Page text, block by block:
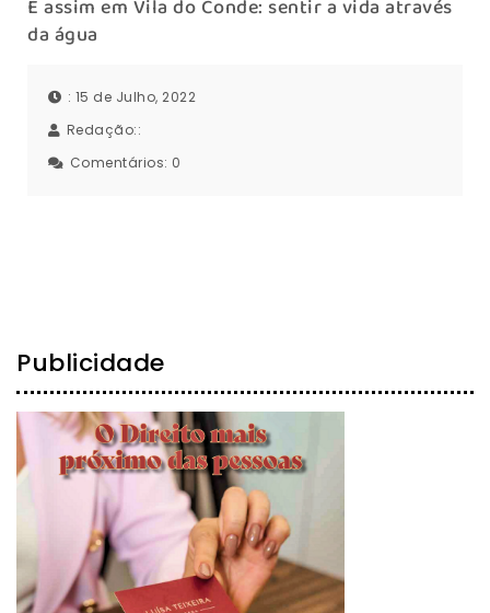
É assim em Vila do Conde: sentir a vida através
da água
: 15 de Julho, 2022
Redação::
Comentários: 0
Publicidade